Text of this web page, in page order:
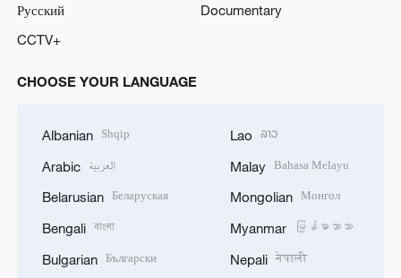
Русский
Documentary
CCTV+
CHOOSE YOUR LANGUAGE
Albanian Shqip
Arabic العربية
Belarusian Беларуская
Bengali বাংলা
Bulgarian Български
Lao ລາວ
Malay Bahasa Melayu
Mongolian Монгол
Myanmar မြန်မာဘာသာ
Nepali नेपाली